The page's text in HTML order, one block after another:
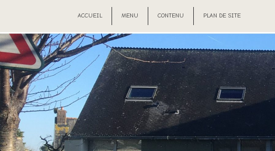
ACCUEIL MENU CONTENU PLAN DE SITE